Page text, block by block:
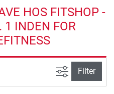
HOS FITSHOP -
1 INDEN FOR
Avanceret
Filter